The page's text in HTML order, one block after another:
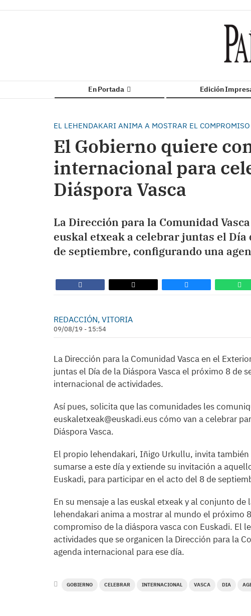
En Portada Edición
EL LEHENDAKARI ANIMA A MOSTRAR EL
El Gobierno quiere
internacional para
Diáspora Vasca
La Dirección para la Comunidad
euskal etxeak a celebrar juntas el Día
de septiembre, configurando una
REDACCIÓN, VITORIA
09/08/19 - 15:54
La Dirección para la Comunidad Vasca en el
juntas el Día de la Diáspora Vasca el próximo 8 de
internacional de actividades.
Así pues, solicita que las comunidades les
euskaletxeak@euskadi.eus cómo van a celebrar
Diáspora Vasca.
El propio lehendakari, Iñigo Urkullu, invita también
sumarse a este día y extiende su invitación a
Euskadi, para participar en el acto del 8 de
En su mensaje a las euskal etxeak y al conjunto
lehendakari anima a mostrar al mundo el próximo
compromiso de la diáspora vasca con Euskadi. El
actividades que se organicen la Dirección para la
agenda internacional para ese día.
GOBIERNO CELEBRAR INTERNACIONAL VASCA DIA